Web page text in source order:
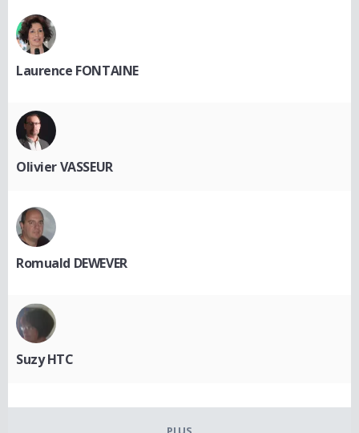
Laurence FONTAINE
Olivier VASSEUR
Romuald DEWEVER
Suzy HTC